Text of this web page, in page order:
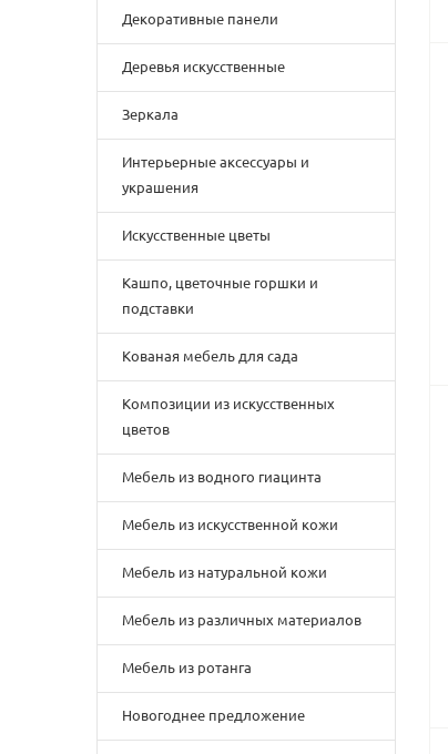
Декоративные панели
Деревья искусственные
Зеркала
Интерьерные аксессуары и
украшения
Искусственные цветы
Кашпо, цветочные горшки и
подставки
Кованая мебель для сада
Композиции из искусственных
цветов
Мебель из водного гиацинта
Мебель из искусственной кожи
Мебель из натуральной кожи
Мебель из различных материалов
Мебель из ротанга
Новогоднее предложение